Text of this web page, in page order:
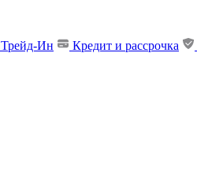
Трейд-Ин Кредит и рассрочка